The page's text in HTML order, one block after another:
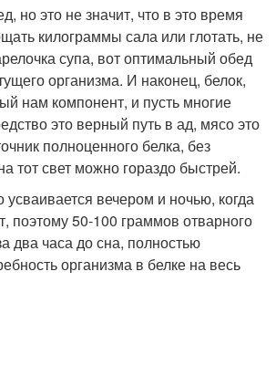
но это не значит, что в это время
килограммы сала или глотать, не
супа, вот оптимальный обед
организма. И наконец, белок,
нам компонент, и пусть многие
это верный путь в ад, мясо это
полноценного белка, без
тот свет можно гораздо быстрей.
усваивается вечером и ночью, когда
поэтому 50-100 граммов отварного
два часа до сна, полностью
организма в белке на весь